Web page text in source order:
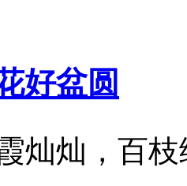
好盆圆
灿灿，百